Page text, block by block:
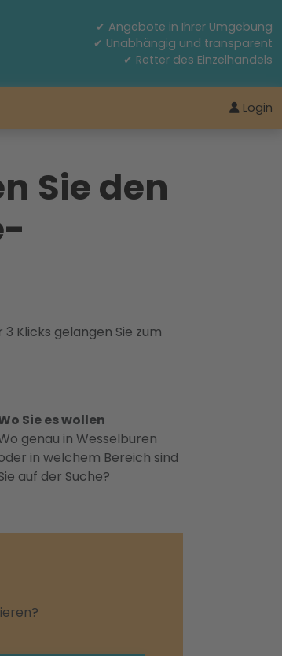
✔ Angebote in Ihrer Umgebung
✔ Unabhängig und transparent
✔ Retter des Einzelhandels
Login
Sie den
Klicks gelangen Sie zum
Sie es wollen
genau in Wesselburen
in welchem Bereich sind
auf der Suche?